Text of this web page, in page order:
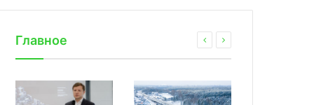
Главное